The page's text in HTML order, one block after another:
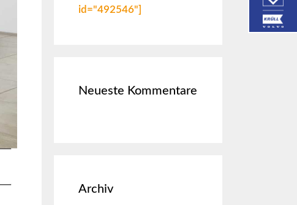
id="492546"]
Neueste Kommentare
Archiv